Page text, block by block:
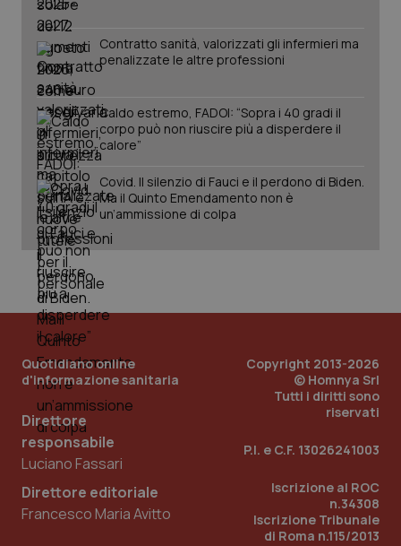
Contratto sanità, valorizzati gli infermieri ma
penalizzate le altre professioni
Caldo estremo, FADOI: “Sopra i 40 gradi il
corpo può non riuscire più a disperdere il
calore”
Covid. Il silenzio di Fauci e il perdono di Biden.
Ma il Quinto Emendamento non è
un’ammissione di colpa
Quotidiano online
d'informazione sanitaria
Direttore
responsabile
Luciano Fassari
Direttore editoriale
Francesco Maria Avitto
Copyright 2013-2026
© Homnya Srl
Tutti i diritti sono
riservati
P.I. e C.F. 13026241003
Iscrizione al ROC
n.34308
Iscrizione Tribunale
di Roma n.115/2013